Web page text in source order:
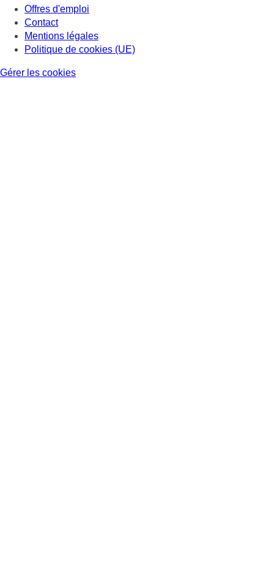
Offres d'emploi
Contact
Mentions légales
Politique de cookies (UE)
Gérer les cookies